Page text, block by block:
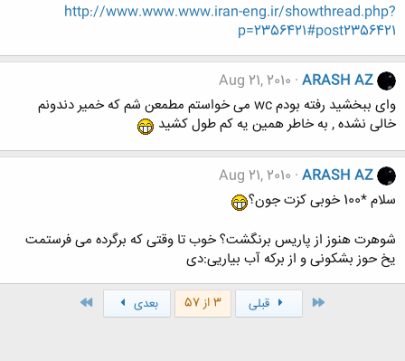
http://www.www.www.iran-eng.ir/showthread.php?
p=2356421#post2356421
ARASH AZ
Aug 21, 2010
وای ببخشید رفته بودم wc می خواستم مطمعن شم که خمیر دندونم
خالی نشده , به خاطر همین یه کم طول کشید
ARASH AZ
Aug 21, 2010
سلام *100 خوبی کزت جون؟
شوهرت هنوز از پاریس برنگشت؟ خوب تا وقتی که برگرده می فرستمت
یخ حوز بشکونی و از برکه آب بیاریی:دی
اول قبلی 3 از 57 بعدی